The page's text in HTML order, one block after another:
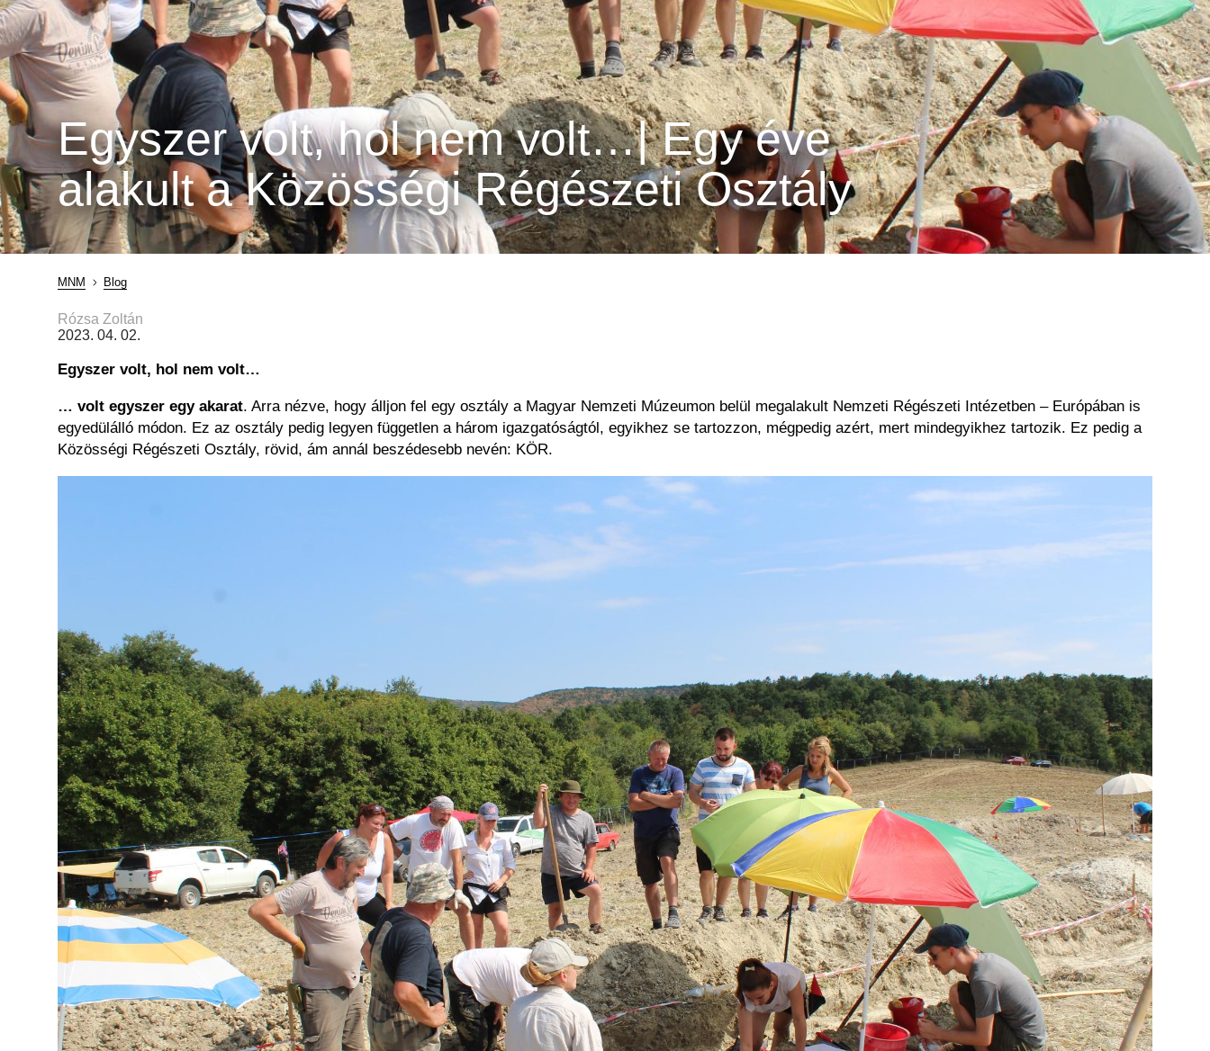
Egyszer volt, hol nem volt…| Egy éve
alakult a Közösségi Régészeti Osztály
Morzsa
MNM Blog
Rózsa Zoltán
2023. 04. 02.
Egyszer volt, hol nem volt…
… volt egyszer egy akarat. Arra nézve, hogy álljon fel egy osztály a Magyar Nemzeti Múzeumon belül megalakult Nemzeti Régészeti Intézetben – Európában is
egyedülálló módon. Ez az osztály pedig legyen független a három igazgatóságtól, egyikhez se tartozzon, mégpedig azért, mert mindegyikhez tartozik. Ez pedig a
Közösségi Régészeti Osztály, rövid, ám annál beszédesebb nevén: KÖR.